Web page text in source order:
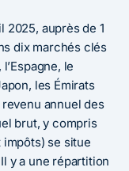
2025, auprès de 1
dix marchés clés
le
les Émirats
annuel des
brut, y compris
se situe
y a une répartition